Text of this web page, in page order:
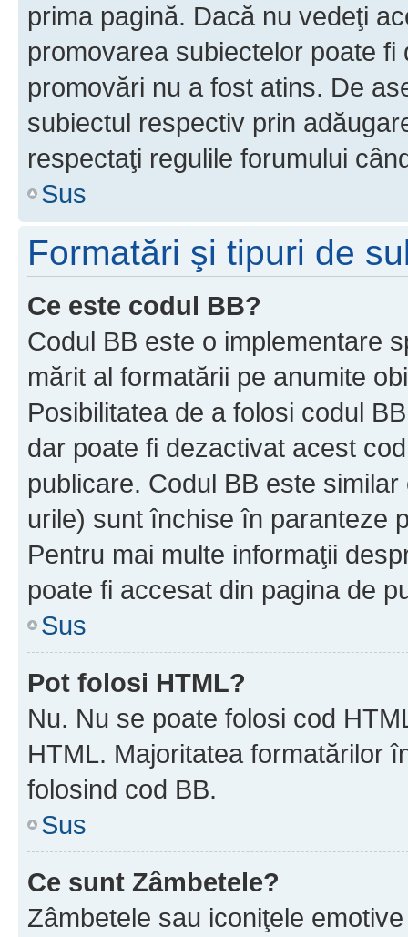
prima pagină. Dacă nu vedeţi
promovarea subiectelor poate
promovări nu a fost atins. De
subiectul respectiv prin
respectaţi regulile forumului
Sus
Formatări şi tipuri de
Ce este codul BB?
Codul BB este o implementare
mărit al formatării pe anumite
Posibilitatea de a folosi codul
dar poate fi dezactivat acest
publicare. Codul BB este
urile) sunt închise în paranteze
Pentru mai multe informaţii
poate fi accesat din pagina de
Sus
Pot folosi HTML?
Nu. Nu se poate folosi cod
HTML. Majoritatea formatărilor
folosind cod BB.
Sus
Ce sunt Zâmbetele?
Zâmbetele sau iconiţele